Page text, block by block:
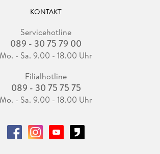
KONTAKT
Servicehotline
089 - 30 75 79 00
Mo. - Sa. 9.00 - 18.00 Uhr
Filialhotline
089 - 30 75 75 75
Mo. - Sa. 9.00 - 18.00 Uhr